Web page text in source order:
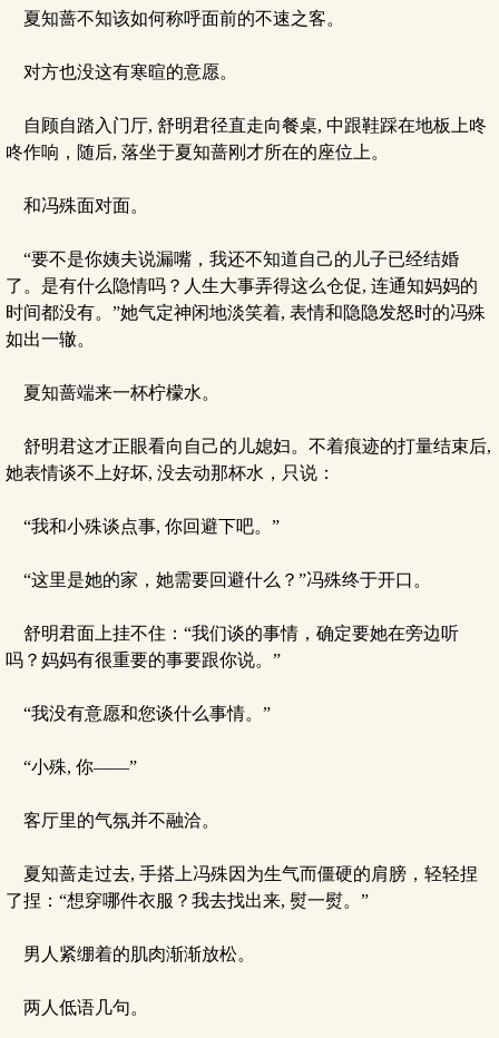
夏知蔷不知该如何称呼面前的不速之客。
对方也没这有寒暄的意愿。
自顾自踏入门厅, 舒明君径直走向餐桌, 中跟鞋踩在地板上咚
咚作响，随后, 落坐于夏知蔷刚才所在的座位上。
和冯殊面对面。
“要不是你姨夫说漏嘴，我还不知道自己的儿子已经结婚
了。是有什么隐情吗？人生大事弄得这么仓促, 连通知妈妈的
时间都没有。”她气定神闲地淡笑着, 表情和隐隐发怒时的冯殊
如出一辙。
夏知蔷端来一杯柠檬水。
舒明君这才正眼看向自己的儿媳妇。不着痕迹的打量结束后,
她表情谈不上好坏, 没去动那杯水，只说：
“我和小殊谈点事, 你回避下吧。”
“这里是她的家，她需要回避什么？”冯殊终于开口。
舒明君面上挂不住：“我们谈的事情，确定要她在旁边听
吗？妈妈有很重要的事要跟你说。”
“我没有意愿和您谈什么事情。”
“小殊, 你——”
客厅里的气氛并不融洽。
夏知蔷走过去, 手搭上冯殊因为生气而僵硬的肩膀，轻轻捏
了捏：“想穿哪件衣服？我去找出来, 熨一熨。”
男人紧绷着的肌肉渐渐放松。
两人低语几句。